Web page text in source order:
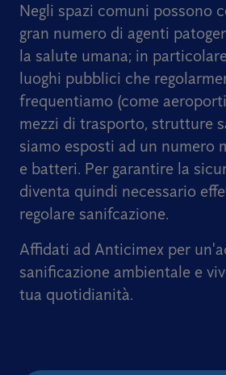
Negli spazi comuni possono
gran numero di agenti
la salute umana; in
luoghi pubblici che
frequentiamo (come
mezzi di trasporto, strutture
siamo esposti ad un numero
e batteri. Per garantire la
diventa quindi necessario
regolare sanifcazione.
Affidati ad Anticimex per
sanificazione ambientale e
tua quotidianità.